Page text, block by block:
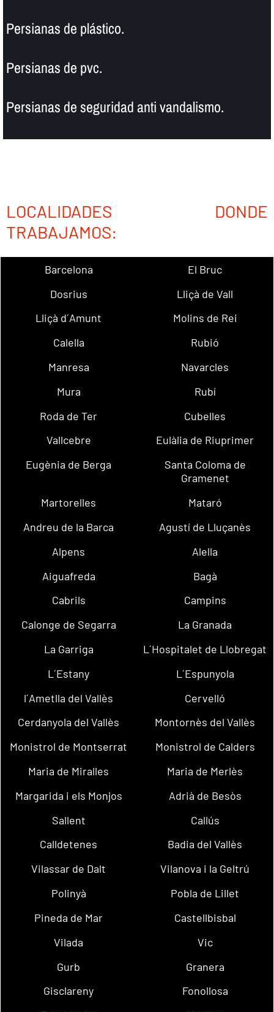
Persianas de plástico.
Persianas de pvc.
Persianas de seguridad anti vandalismo.
LOCALIDADES DONDE
TRABAJAMOS:
Barcelona
El Bruc
Dosrius
Lliçà de Vall
Lliçà d´Amunt
Molins de Rei
Calella
Rubió
Manresa
Navarcles
Mura
Rubí
Roda de Ter
Cubelles
Vallcebre
Eulàlia de Riuprimer
Eugènia de Berga
Santa Coloma de
Gramenet
Martorelles
Mataró
Andreu de la Barca
Agustí de Lluçanès
Alpens
Alella
Aiguafreda
Bagà
Cabrils
Campins
Calonge de Segarra
La Granada
La Garriga
L´Hospitalet de Llobregat
L´Estany
L´Espunyola
l´Ametlla del Vallès
Cervelló
Cerdanyola del Vallès
Montornès del Vallès
Monistrol de Montserrat
Monistrol de Calders
Maria de Miralles
Maria de Merlès
Margarida i els Monjos
Adrià de Besòs
Sallent
Callús
Calldetenes
Badia del Vallès
Vilassar de Dalt
Vilanova i la Geltrú
Polinyà
Pobla de Lillet
Pineda de Mar
Castellbisbal
Vilada
Vic
Gurb
Granera
Gisclareny
Fonollosa